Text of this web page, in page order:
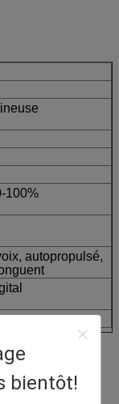
bientôt!
100%
autopropulsé,